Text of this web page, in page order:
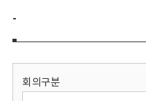
보
-
회의구분